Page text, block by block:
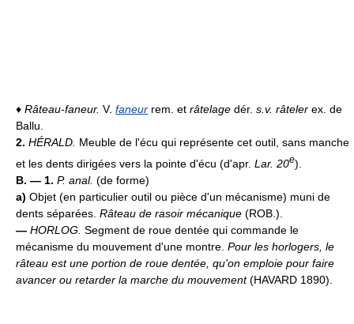
♦ Râteau-faneur. V. faneur rem. et râtelage dér. s.v. râteler ex. de
Ballu.
2. HÉRALD. Meuble de l'écu qui représente cet outil, sans manche
et les dents dirigées vers la pointe d'écu (d'apr. Lar. 20e).
B. — 1. P. anal. (de forme)
a) Objet (en particulier outil ou pièce d'un mécanisme) muni de
dents séparées. Râteau de rasoir mécanique (ROB.).
— HORLOG. Segment de roue dentée qui commande le
mécanisme du mouvement d'une montre. Pour les horlogers, le
râteau est une portion de roue dentée, qu'on emploie pour faire
avancer ou retarder la marche du mouvement(HAVARD 1890).